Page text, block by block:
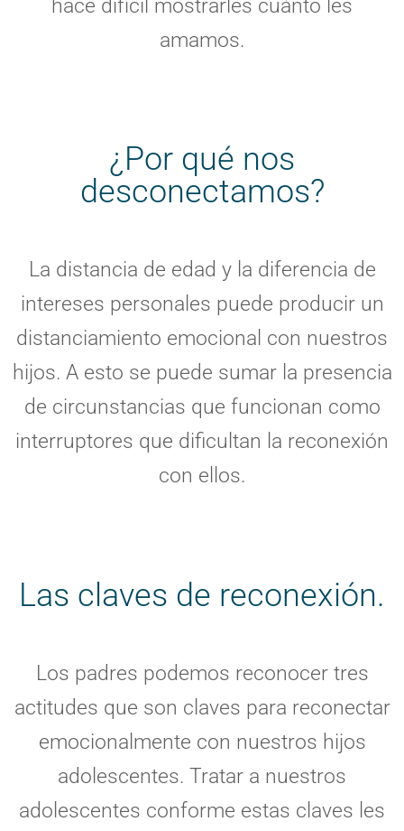
hace difícil mostrarles cuánto les
amamos.
¿Por qué nos
desconectamos?
La distancia de edad y la diferencia de
intereses personales puede producir un
distanciamiento emocional con nuestros
hijos. A esto se puede sumar la presencia
de circunstancias que funcionan como
interruptores que dificultan la reconexión
con ellos.
Las claves de reconexión.
Los padres podemos reconocer tres
actitudes que son claves para reconectar
emocionalmente con nuestros hijos
adolescentes. Tratar a nuestros
adolescentes conforme estas claves les